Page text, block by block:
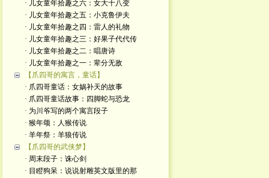
· 儿女童年拾趣之六：女大十八变
· 儿女童年拾趣之五：小克鲁伊夫
· 儿女童年拾趣之四：雷人的礼物
· 儿女童年拾趣之三：好果子代代传
· 儿女童年拾趣之二：唱唐诗
· 儿女童年拾趣之一：辈分无敌
【爪四哥的寓言，童话】
· 爪四哥童话：女娲补天的故事
· 爪四哥童话故事：四脚蛇与恐龙
· 为川爷写的两个寓言段子
· 猴年颂：人猴传说
· 羊年祭：羊狼传说
【爪四哥的武侠梦】
· 周末段子：诛心剑
· 目瞪狗呆：说说射雕英文版里的那